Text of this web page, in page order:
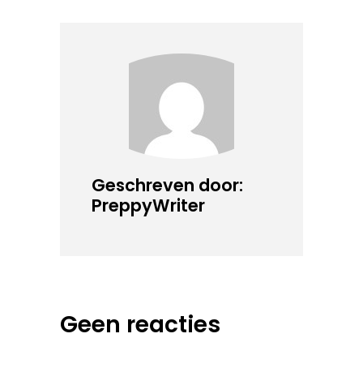
Geschreven door:
PreppyWriter
Geen reacties